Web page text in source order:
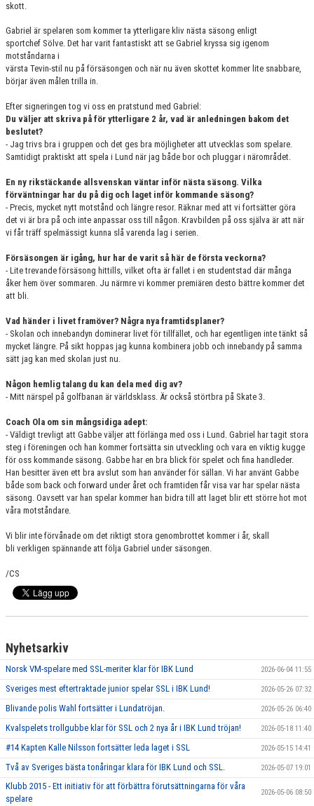
HERRAR ALLSVENSKAN 25/26
SKÅNEMÄSTERSKAPEN 21/22
skott.
Gabriel är spelaren som kommer ta ytterligare kliv nästa säsong enligt
sportchef Sölve. Det har varit fantastiskt att se Gabriel kryssa sig igenom
motståndarna i
värsta Tevin-stil nu på försäsongen och när nu även skottet kommer lite snabbare,
börjar även målen trilla in.
Efter signeringen tog vi oss en pratstund med Gabriel:
Du väljer att skriva på för ytterligare 2 år, vad är anledningen bakom det
beslutet?
- Jag trivs bra i gruppen och det ges bra möjligheter att utvecklas som spelare.
Samtidigt praktiskt att spela i Lund när jag både bor och pluggar i närområdet.
En ny rikstäckande allsvenskan väntar inför nästa säsong. Vilka
förväntningar har du på dig och laget inför kommande säsong?
- Precis, mycket nytt motstånd och längre resor. Räknar med att vi fortsätter göra
det vi är bra på och inte anpassar oss till någon. Kravbilden på oss själva är att när
vi får träff spelmässigt kunna slå varenda lag i serien.
Försäsongen är igång, hur har de varit så här de första veckorna?
- Lite trevande försäsong hittills, vilket ofta är fallet i en studentstad där många
åker hem över sommaren. Ju närmre vi kommer premiären desto bättre kommer det
att bli.
Vad händer i livet framöver? Några nya framtidsplaner?
- Skolan och innebandyn dominerar livet för tillfället, och har egentligen inte tänkt så
mycket längre. På sikt hoppas jag kunna kombinera jobb och innebandy på samma
sätt jag kan med skolan just nu.
Någon hemlig talang du kan dela med dig av?
- Mitt närspel på golfbanan är världsklass. Är också störtbra på Skate 3.
Coach Ola om sin mångsidiga adept:
- Väldigt trevligt att Gabbe väljer att förlänga med oss i Lund. Gabriel har tagit stora
steg i föreningen och han kommer fortsätta sin utveckling och vara en viktig kugge
för oss kommande säsong. Gabbe har en bra blick för spelet och fina handleder.
Han besitter även ett bra avslut som han använder för sällan. Vi har använt Gabbe
både som back och forward under året och framtiden får visa var har spelar nästa
säsong. Oavsett var han spelar kommer han bidra till att laget blir ett större hot mot
våra motståndare.
Vi blir inte förvånade om det riktigt stora genombrottet kommer i år, skall
bli verkligen spännande att följa Gabriel under säsongen.
/CS
Nyhetsarkiv
Norsk VM-spelare med SSL-meriter klar för IBK Lund 2026-06-04 11:55
Sveriges mest eftertraktade junior spelar SSL i IBK Lund! 2026-05-26 07:32
Blivande polis Wahl fortsätter i Lundatröjan. 2026-05-26 06:40
Kvalspelets trollgubbe klar för SSL och 2 nya år i IBK Lund tröjan! 2026-05-18 11:40
#14 Kapten Kalle Nilsson fortsätter leda laget i SSL 2026-05-15 14:41
Två av Sveriges bästa tonåringar klara för IBK Lund och SSL. 2026-05-07 19:01
Klubb 2015 - Ett initiativ för att förbättra förutsättningarna för våra
spelare
2026-05-06 08:50